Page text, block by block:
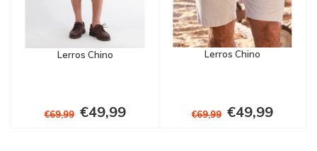
Lerros Chino
€69,99 €49,99
Lerros Chino
€69,99 €49,99